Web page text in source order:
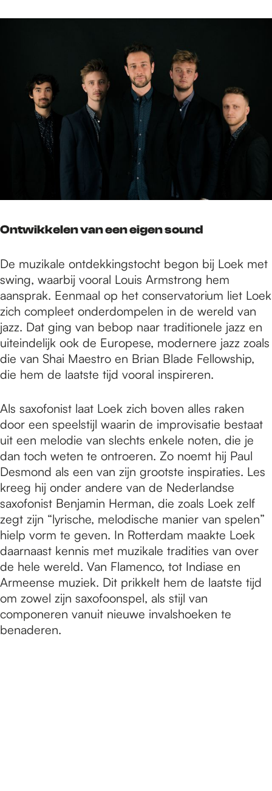
Ontwikkelen van een eigen sound
De muzikale ontdekkingstocht begon bij Loek met
swing, waarbij vooral Louis Armstrong hem
aansprak. Eenmaal op het conservatorium liet Loek
zich compleet onderdompelen in de wereld van
jazz. Dat ging van bebop naar traditionele jazz en
uiteindelijk ook de Europese, modernere jazz zoals
die van Shai Maestro en Brian Blade Fellowship,
die hem de laatste tijd vooral inspireren.
Als saxofonist laat Loek zich boven alles raken
door een speelstijl waarin de improvisatie bestaat
uit een melodie van slechts enkele noten, die je
dan toch weten te ontroeren. Zo noemt hij Paul
Desmond als een van zijn grootste inspiraties. Les
kreeg hij onder andere van de Nederlandse
saxofonist Benjamin Herman, die zoals Loek zelf
zegt zijn “lyrische, melodische manier van spelen”
hielp vorm te geven. In Rotterdam maakte Loek
daarnaast kennis met muzikale tradities van over
de hele wereld. Van Flamenco, tot Indiase en
Armeense muziek. Dit prikkelt hem de laatste tijd
om zowel zijn saxofoonspel, als stijl van
componeren vanuit nieuwe invalshoeken te
benaderen.